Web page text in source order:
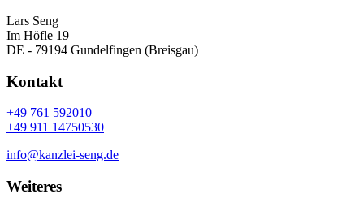
Lars Seng
Im Höfle 19
DE - 79194 Gundelfingen (Breisgau)
Kontakt
+49 761 592010
+49 911 14750530
info@kanzlei-seng.de
Weiteres